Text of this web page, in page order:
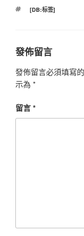
標
[DB:标签]
發佈留言
發佈留言必須填寫
示為 *
留言*